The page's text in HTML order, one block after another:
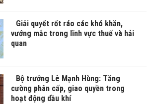
Giải quyết rốt ráo các khó khăn,
vướng mắc trong lĩnh vực thuế và hải
quan
Bộ trưởng Lê Mạnh Hùng: Tăng
cường phân cấp, giao quyền trong
hoạt động dầu khí